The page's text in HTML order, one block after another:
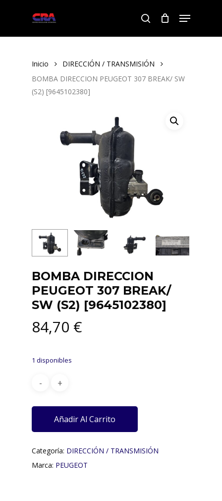
search
Menu
Inicio
DIRECCIÓN / TRANSMISIÓN
BOMBA DIRECCION PEUGEOT 307 BREAK/ SW
(S2) [9645102380]
BOMBA DIRECCION
PEUGEOT 307 BREAK/
SW (S2) [9645102380]
84,70 €
1 disponibles
Añadir Al Carrito
Categoría: DIRECCIÓN / TRANSMISIÓN
Marca: PEUGEOT